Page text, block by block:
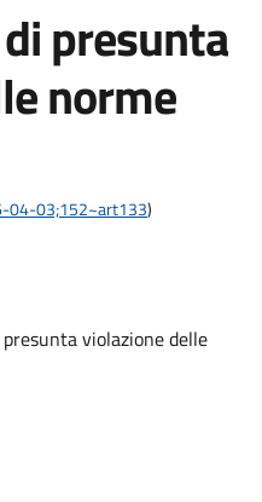
presunta
norme
04-03;152~art133)
violazione delle